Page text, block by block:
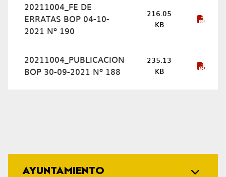
AYUNTAMIENTO
20211004_FE DE
ERRATAS BOP 04-10-
2021 Nº 190
216.05
KB
20211004_PUBLICACION
BOP 30-09-2021 Nº 188
235.13
KB